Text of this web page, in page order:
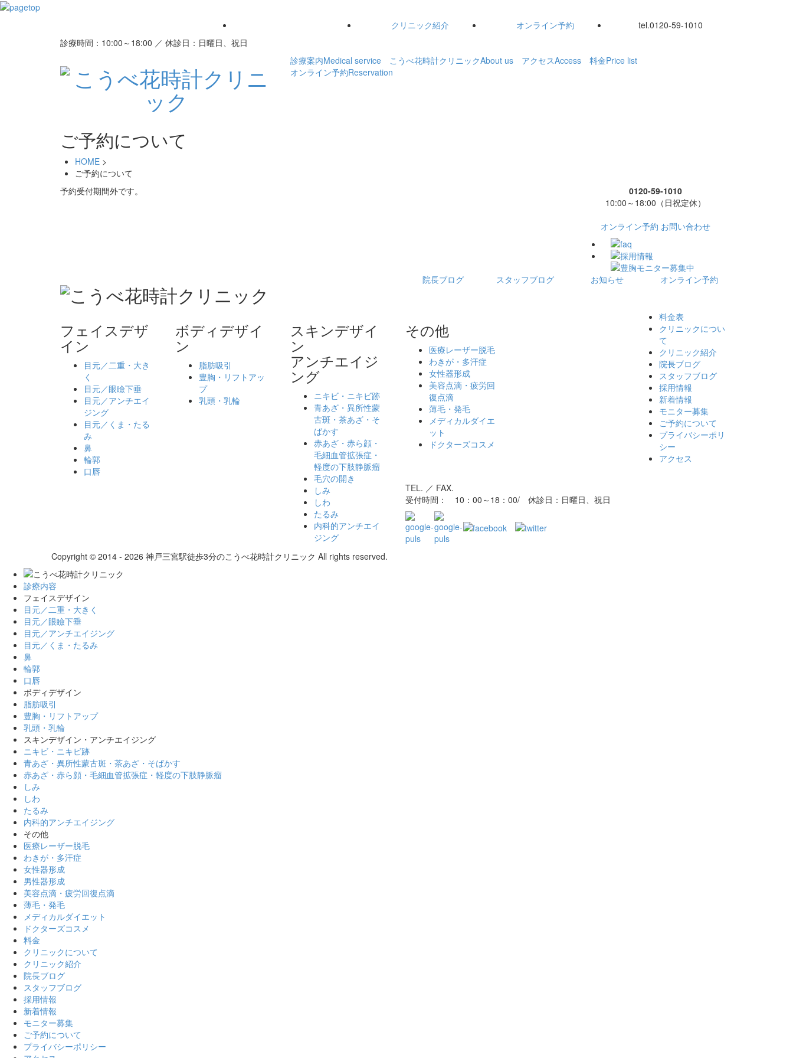
クリニック紹介 オンライン予約 tel.0120-59-1010
診療時間：10:00～18:00 ／ 休診日：日曜日、祝日
診療案内Medical service こうべ花時計クリニックAbout us アクセスAccess 料金Price list
オンライン予約Reservation
ご予約について
HOME >
ご予約について
予約受付期間外です。
0120-59-1010
10:00～18:00（日祝定休）
オンライン予約 お問い合わせ
院長ブログ スタッフブログ お知らせ オンライン予約
フェイスデザ
イン
目元／二重・大き
く
目元／眼瞼下垂
目元／アンチエイ
ジング
目元／くま・たる
み
鼻
輪郭
口唇
ボディデザイ
ン
脂肪吸引
豊胸・リフトアッ
プ
乳頭・乳輪
スキンデザイ
ン
アンチエイジ
ング
ニキビ・ニキビ跡
青あざ・異所性蒙
古斑・茶あざ・そ
ばかす
赤あざ・赤ら顔・
毛細血管拡張症・
軽度の下肢静脈瘤
毛穴の開き
しみ
しわ
たるみ
内科的アンチエイ
ジング
その他
医療レーザー脱毛
わきが・多汗症
女性器形成
美容点滴・疲労回
復点滴
薄毛・発毛
メディカルダイエ
ット
ドクターズコスメ
料金表
クリニックについ
て
クリニック紹介
院長ブログ
スタッフブログ
採用情報
新着情報
モニター募集
ご予約について
プライバシーポリ
シー
アクセス
TEL. ／ FAX.
受付時間： 10：00～18：00/ 休診日：日曜日、祝日
Copyright © 2014 - 2026 神戸三宮駅徒歩3分のこうべ花時計クリニック All rights reserved.
診療内容
フェイスデザイン
目元／二重・大きく
目元／眼瞼下垂
目元／アンチエイジング
目元／くま・たるみ
鼻
輪郭
口唇
ボディデザイン
脂肪吸引
豊胸・リフトアップ
乳頭・乳輪
スキンデザイン・アンチエイジング
ニキビ・ニキビ跡
青あざ・異所性蒙古斑・茶あざ・そばかす
赤あざ・赤ら顔・毛細血管拡張症・軽度の下肢静脈瘤
しみ
しわ
たるみ
内科的アンチエイジング
その他
医療レーザー脱毛
わきが・多汗症
女性器形成
男性器形成
美容点滴・疲労回復点滴
薄毛・発毛
メディカルダイエット
ドクターズコスメ
料金
クリニックについて
クリニック紹介
院長ブログ
スタッフブログ
採用情報
新着情報
モニター募集
ご予約について
プライバシーポリシー